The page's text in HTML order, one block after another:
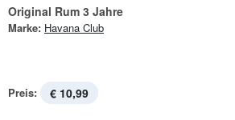
Original Rum 3 Jahre
Marke: Havana Club
Preis: € 10,99